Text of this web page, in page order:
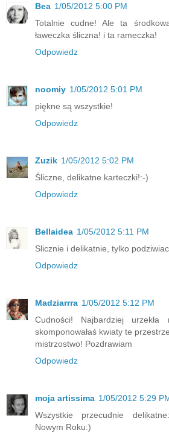
Bea 1/05/2012 5:00 PM
Totalnie cudne! Ale ta
ławeczka śliczna! i ta rameczka!
Odpowiedz
noomiy 1/05/2012 5:01 PM
piękne są wszystkie!
Odpowiedz
Zuzik 1/05/2012 5:02 PM
Śliczne, delikatne karteczki!:-)
Odpowiedz
Bellaidea 1/05/2012 5:11 PM
Slicznie i delikatnie, tylko
Odpowiedz
Madziarrra 1/05/2012 5:12 PM
Cudności! Najbardziej
skomponowałaś kwiaty te
mistrzostwo! Pozdrawiam
Odpowiedz
moja artissima 1/05/2012 5:29
Wszystkie przecudnie
Nowym Roku:)